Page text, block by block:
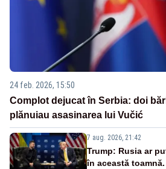
24 feb. 2026, 15:50
Complot dejucat în Serbia: doi
plănuiau asasinarea lui Vučić
7 aug. 2026, 21:42
Trump: Rusia ar
în această